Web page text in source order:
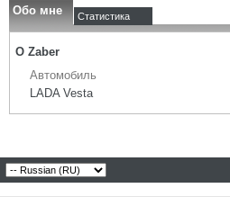
Обо мне Статистика
О Zaber
Автомобиль
LADA Vesta